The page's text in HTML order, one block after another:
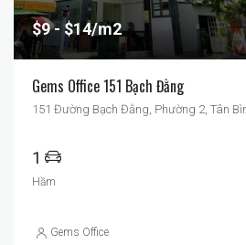
$9 $14/m2
Gems Office 151 Bạch Đằng
1
Hầm
Gems Office